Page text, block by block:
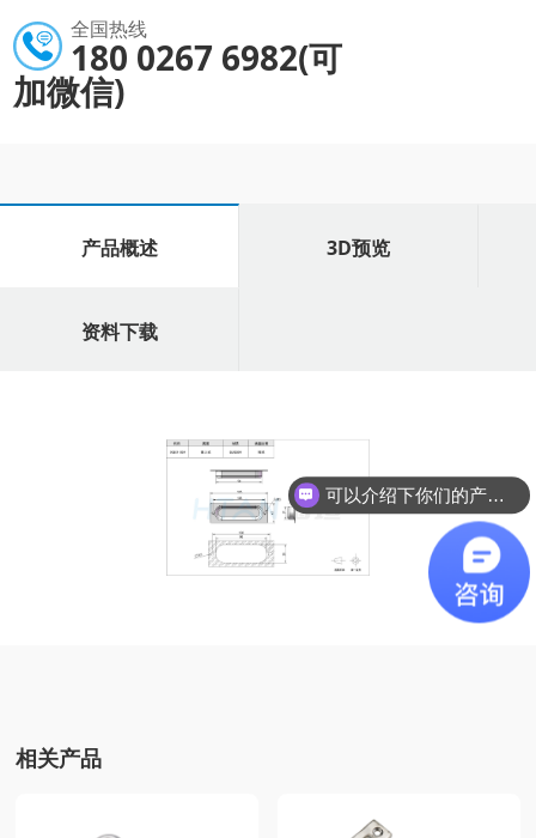
全国热线
180 0267 6982(可
加微信)
产品概述 3D预览
资料下载
相关产品
可以介绍下你们的产品么？